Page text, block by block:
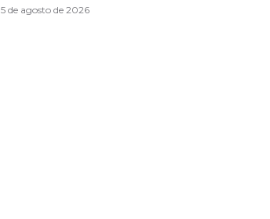
5 de agosto de 2026